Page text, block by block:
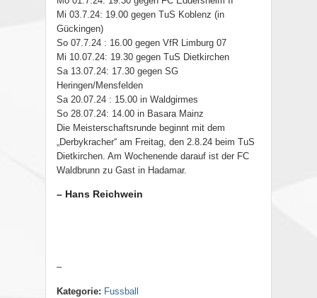
Mi 03.7.24: 19.00 gegen TuS Koblenz (in
Gückingen)
So 07.7.24 : 16.00 gegen VfR Limburg 07
Mi 10.07.24: 19.30 gegen TuS Dietkirchen
Sa 13.07.24: 17.30 gegen SG
Heringen/Mensfelden
Sa 20.07.24 : 15.00 in Waldgirmes
So 28.07.24: 14.00 in Basara Mainz
Die Meisterschaftsrunde beginnt mit dem
„Derbykracher“ am Freitag, den 2.8.24 beim TuS
Dietkirchen. Am Wochenende darauf ist der FC
Waldbrunn zu Gast in Hadamar.
– Hans Reichwein
–
Kategorie: Fussball